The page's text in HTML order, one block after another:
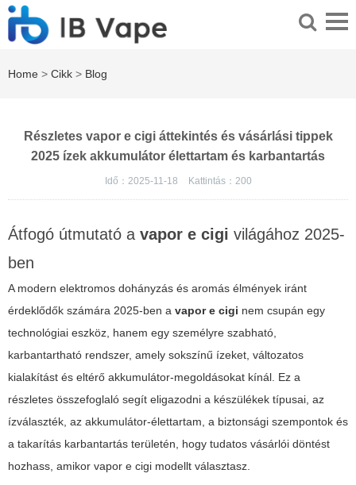
Home > Cikk > Blog
Részletes vapor e cigi áttekintés és vásárlási tippek
2025 ízek akkumulátor élettartam és karbantartás
Idő：2025-11-18 Kattintás： 200
Átfogó útmutató a vapor e cigi világához 2025-
ben
A modern elektromos dohányzás és aromás élmények iránt
érdeklődők számára 2025-ben a vapor e cigi nem csupán egy
technológiai eszköz, hanem egy személyre szabható,
karbantartható rendszer, amely sokszínű ízeket, változatos
kialakítást és eltérő akkumulátor-megoldásokat kínál. Ez a
részletes összefoglaló segít eligazodni a készülékek típusai, az
ízválaszték, az akkumulátor-élettartam, a biztonsági szempontok és
a takarítás karbantartás területén, hogy tudatos vásárlói döntést
hozhass, amikor vapor e cigi modellt választasz.